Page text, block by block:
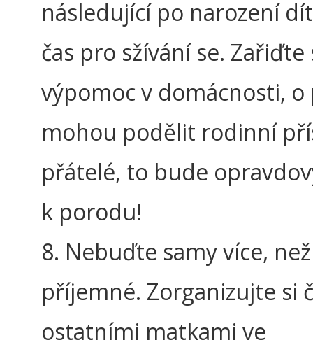
následující po narození
čas pro sžívání se. Zařiďte
výpomoc v domácnosti, o
mohou podělit rodinní
přátelé, to bude
k porodu!
8. Nebuďte samy více,
příjemné. Zorganizujte si
ostatními matkami ve